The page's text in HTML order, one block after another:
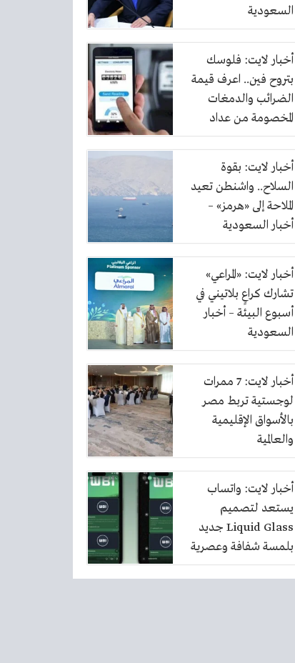
السعودية
أخبار لايت: فلوسك
بتروح فين.. اعرف قيمة
الضرائب والدمغات
المخصومة من عداد
الكهرباء
أخبار لايت: بقوة
السلاح.. واشنطن تعيد
الملاحة إلى «هرمز» –
أخبار السعودية
أخبار لايت: «المراعي»
تشارك كراعٍ بلاتيني في
أسبوع البيئة – أخبار
السعودية
أخبار لايت: 7 ممرات
لوجستية تربط مصر
بالأسواق الإقليمية
والعالمية
أخبار لايت: واتساب
يستعد لتصميم
Liquid Glass جديد
بلمسة شفافة وعصرية